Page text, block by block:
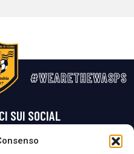
#WEARETHEWASPS
SUI SOCIAL